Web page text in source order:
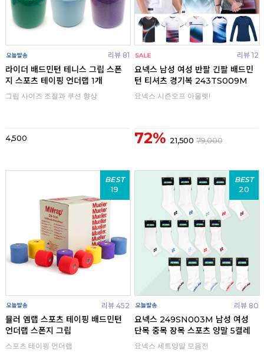
리뷰 81
라이더 배드민턴 테니스 그립 스폰
지 스포츠 테이핑 언더랩 1개
그립 사이즈 조절과 쿠션 향상
4,500
리뷰 12
요넥스 남성 여성 반팔 긴팔 배드민
턴 티셔츠 경기복 243TS009M
요넥스 시즌오프 아울렛!
72% 21,500 79,000
BEST
19
리뷰 452
뮬러 엠랩 스포츠 테이핑 배드민턴
언더랩 스폰지 그립
스포츠 테이핑 언더랩
BEST
20
리뷰 80
요넥스 249SN003M 남성 여성
단목 중목 장목 스포츠 양말 5켤레
요넥스 세트양말 모음전